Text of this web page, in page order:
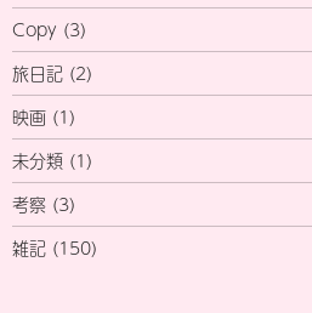
Copy (3)
旅日記 (2)
映画 (1)
未分類 (1)
考察 (3)
雑記 (150)